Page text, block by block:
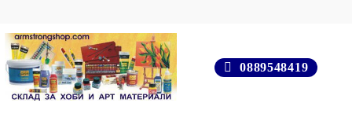
0889548419